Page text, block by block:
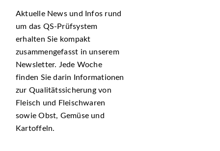
Aktuelle News und Infos rund
um das QS-Prüfsystem
erhalten Sie kompakt
zusammengefasst in unserem
Newsletter. Jede Woche
finden Sie darin Informationen
zur Qualitätssicherung von
Fleisch und Fleischwaren
sowie Obst, Gemüse und
Kartoffeln.